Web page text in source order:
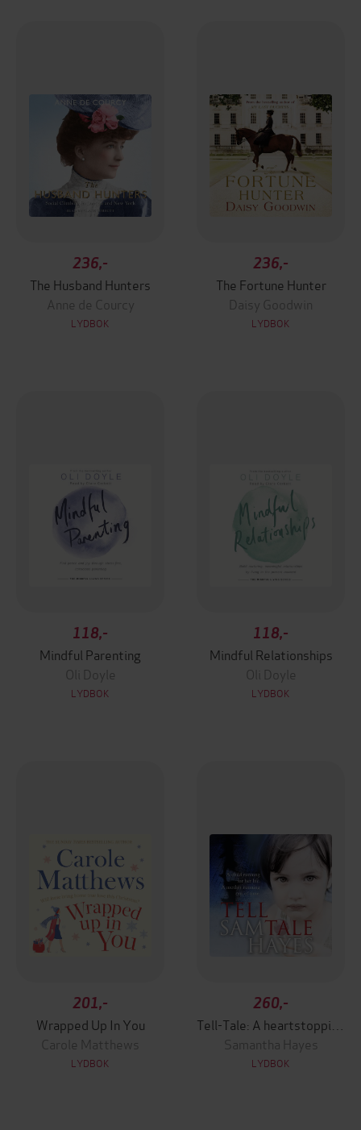
236,-
The Husband Hunters
Anne de Courcy
LYDBOK
236,-
The Fortune Hunter
Daisy Goodwin
LYDBOK
118,-
Mindful Parenting
Oli Doyle
LYDBOK
118,-
Mindful Relationships
Oli Doyle
LYDBOK
201,-
Wrapped Up In You
Carole Matthews
LYDBOK
260,-
Samantha Hayes
LYDBOK